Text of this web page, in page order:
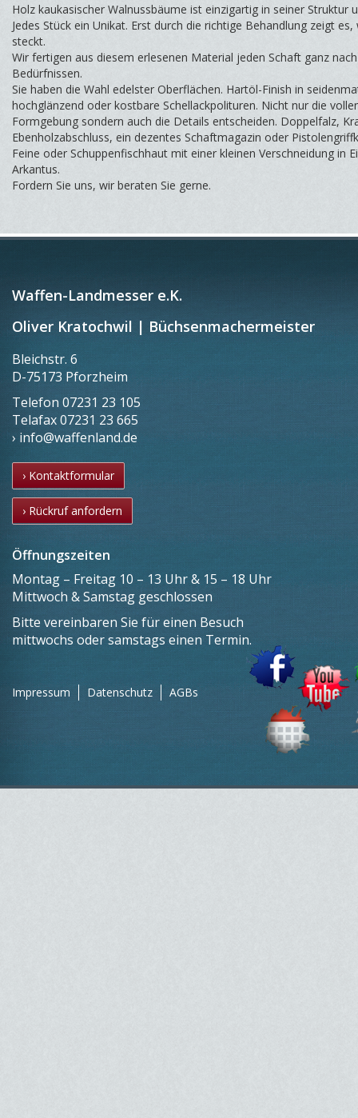
Holz kaukasischer Walnussbäume ist einzigartig in seiner Struktur
Jedes Stück ein Unikat. Erst durch die richtige Behandlung zeigt
steckt.
Wir fertigen aus diesem erlesenen Material jeden Schaft ganz
Bedürfnissen.
Sie haben die Wahl edelster Oberflächen. Hartöl-Finish in
hochglänzend oder kostbare Schellackpolituren. Nicht nur die
Formgebung sondern auch die Details entscheiden. Doppelfalz,
Ebenholzabschluss, ein dezentes Schaftmagazin oder
Feine oder Schuppenfischhaut mit einer kleinen Verschneidung in
Arkantus.
Fordern Sie uns, wir beraten Sie gerne.
Waffen-Landmesser e.K.
Oliver Kratochwil | Büchsenmachermeister
Bleichstr. 6
D-75173 Pforzheim
Telefon 07231 23 105
Telafax07231 23 665
› info@waffenland.de
› Kontaktformular
› Rückruf anfordern
Öffnungszeiten
Montag – Freitag 10 – 13 Uhr & 15 – 18 Uhr
Mittwoch & Samstag geschlossen
Bitte vereinbaren Sie für einen Besuch
mittwochs oder samstags einen Termin.
Impressum Datenschutz AGBs